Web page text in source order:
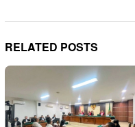
RELATED POSTS